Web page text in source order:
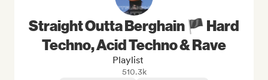
Straight Outta Berghain 🏴 Hard
Techno, Acid Techno & Rave
Playlist
510.3k